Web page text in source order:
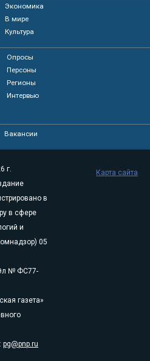
Экономика
В мире
Культура
Опросы
Персоны
Регионы
Интервью
Вакансии
г.
в
в сфере
и
05
№ ФС77-
газета»
pg@pnp.ru
Карта сайта